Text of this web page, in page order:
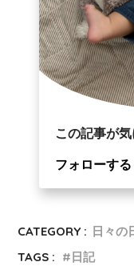
この記事が
フォローする
CATEGORY : 日々の
TAGS :
日記